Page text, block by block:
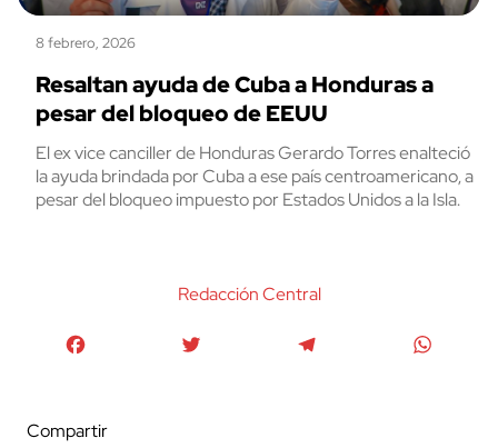
8 febrero, 2026
Resaltan ayuda de Cuba a Honduras a
pesar del bloqueo de EEUU
El ex vice canciller de Honduras Gerardo Torres enalteció
la ayuda brindada por Cuba a ese país centroamericano, a
pesar del bloqueo impuesto por Estados Unidos a la Isla.
Redacción Central
Compartir